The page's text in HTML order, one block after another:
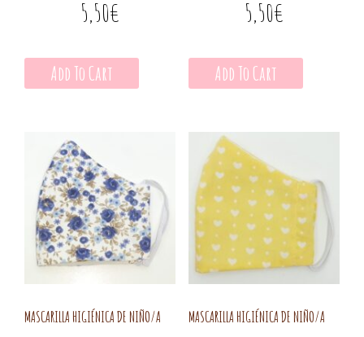
5,50€
Add To Cart
5,50€
Add To Cart
MASCARILLA HIGIÉNICA DE NIÑO/A MASCARILLA HIGIÉNICA DE NIÑO/A